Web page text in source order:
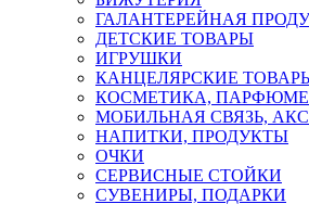
ГАЛАНТЕРЕЙНАЯ
ДЕТСКИЕ ТОВАРЫ
ИГРУШКИ
КАНЦЕЛЯРСКИЕ
КОСМЕТИКА,
МОБИЛЬНАЯ СВЯЗЬ,
НАПИТКИ, ПРОДУКТЫ
ОЧКИ
СЕРВИСНЫЕ СТОЙКИ
СУВЕНИРЫ, ПОДАРКИ